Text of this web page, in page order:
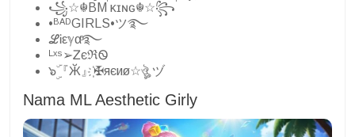
꧁☆☬BM κɪɴɢ☬☆꧂
•ᴮᴬᴰGIRLS•ツ࿐
ℒᎥεℽαͦ࿐
ᴸˣˢ➢ᏃєℜᏫ
๖ۣۜ『Ӂ』҉✠яєиø☆ঔৣ ヅ
Nama ML Aesthetic Girly